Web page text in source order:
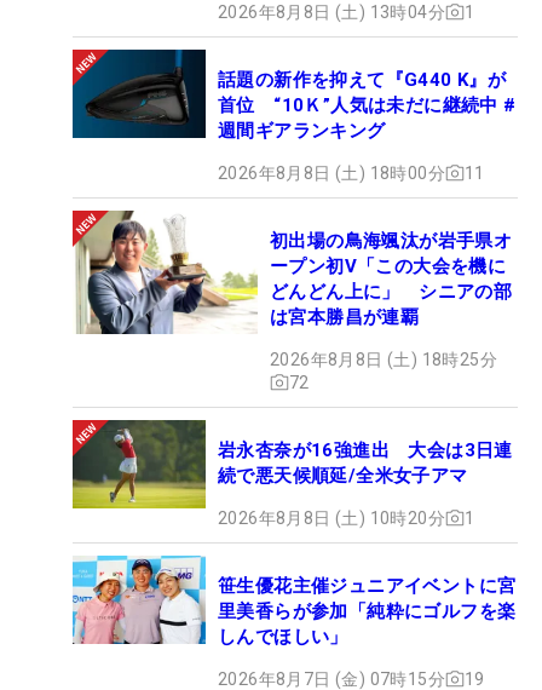
2026年8月8日 (土) 13時04分 1
話題の新作を抑えて『G440 K』が
首位 “10Ｋ”人気は未だに継続中 #
週間ギアランキング
2026年8月8日 (土) 18時00分 11
初出場の鳥海颯汰が岩手県オ
ープン初V「この大会を機に
どんどん上に」 シニアの部
は宮本勝昌が連覇
2026年8月8日 (土) 18時25分
72
岩永杏奈が16強進出 大会は3日連
続で悪天候順延/全米女子アマ
2026年8月8日 (土) 10時20分 1
笹生優花主催ジュニアイベントに宮
里美香らが参加「純粋にゴルフを楽
しんでほしい」
2026年8月7日 (金) 07時15分 19